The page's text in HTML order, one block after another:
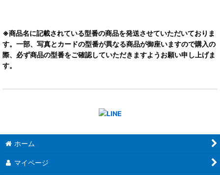
※商品名に記載されている型番の商品を発送させていただいておりま
す。一部、写真とカードの型番が異なる商品が御座いますので購入の
際、必ず商品の型番をご確認していただきますようお願い申し上げま
す。
ホーム
マイページ